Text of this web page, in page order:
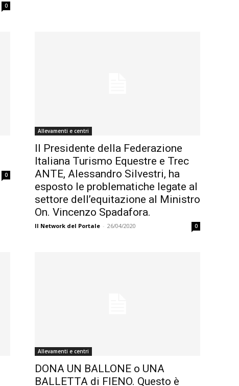
0
0
Allevamenti e centri
Il Presidente della Federazione
Italiana Turismo Equestre e Trec
ANTE, Alessandro Silvestri, ha
esposto le problematiche legate al
settore dell’equitazione al Ministro
On. Vincenzo Spadafora.
Il Network del Portale - 26/04/2020 0
Allevamenti e centri
DONA UN BALLONE o UNA
BALLETTA di FIENO. Questo è